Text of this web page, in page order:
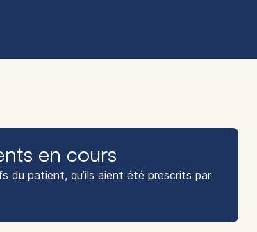
en cours
du patient, qu’ils aient été prescrits par